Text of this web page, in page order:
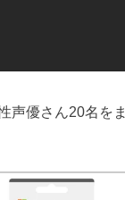
声優さん20名を